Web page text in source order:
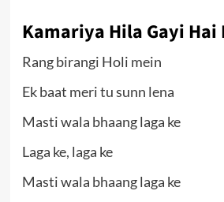
Kamariya Hila Gayi Hai
Rang birangi Holi mein
Ek baat meri tu sunn lena
Masti wala bhaang laga ke
Laga ke, laga ke
Masti wala bhaang laga ke